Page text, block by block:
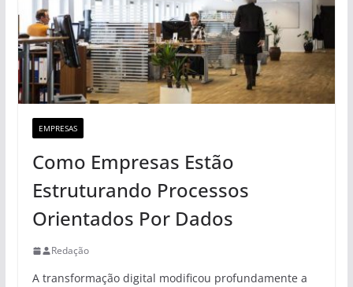
EMPRESAS
Como Empresas Estão
Estruturando Processos
Orientados Por Dados
Redação
A transformação digital modificou profundamente a